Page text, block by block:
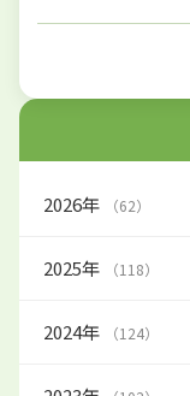
2026年 （62）
2025年 （118）
2024年 （124）